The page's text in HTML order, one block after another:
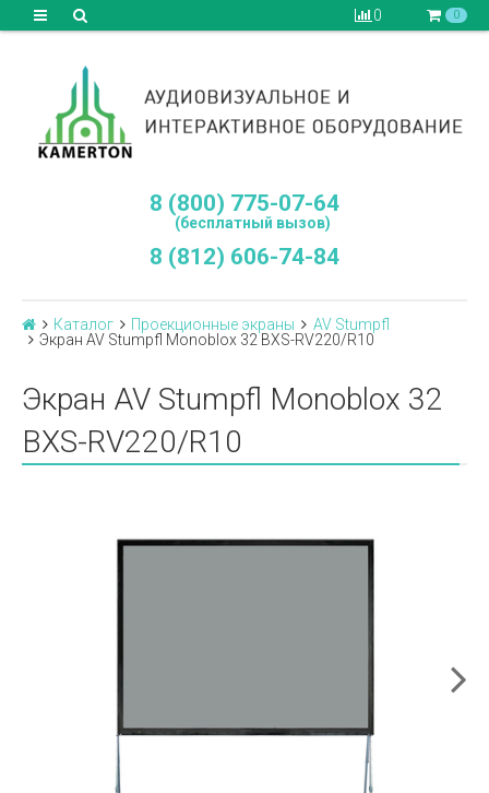
0 0
8 (800) 775-07-64
(бесплатный вызов)
8 (812) 606-74-84
Каталог Проекционные экраны
AV Stumpfl
Экран AV Stumpfl Monoblox 32 BXS-RV220/R10
Экран AV Stumpfl Monoblox 32
BXS-RV220/R10